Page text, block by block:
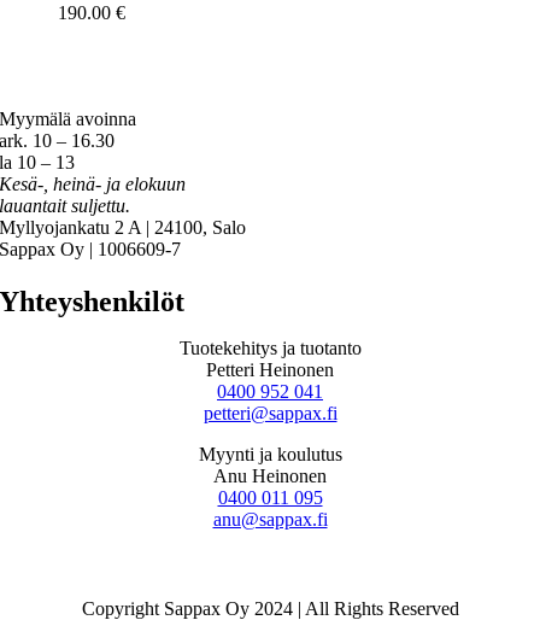
190.00 €
Myymälä avoinna
ark. 10 – 16.30
la 10 – 13
Kesä-, heinä- ja elokuun
lauantait suljettu.
Myllyojankatu 2 A | 24100, Salo
Sappax Oy | 1006609-7
Yhteyshenkilöt
Tuotekehitys ja tuotanto
Petteri Heinonen
0400 952 041
petteri@sappax.fi
Myynti ja koulutus
Anu Heinonen
0400 011 095
anu@sappax.fi
Copyright Sappax Oy 2024 | All Rights Reserved